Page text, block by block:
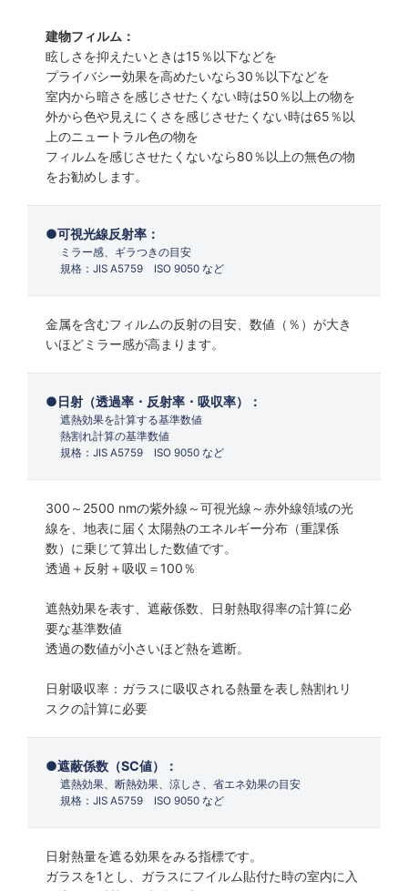
建物フィルム：
眩しさを抑えたいときは15％以下などを
プライバシー効果を高めたいなら30％以下などを
室内から暗さを感じさせたくない時は50％以上の物を
外から色や見えにくさを感じさせたくない時は65％以
上のニュートラル色の物を
フィルムを感じさせたくないなら80％以上の無色の物
をお勧めします。
可視光線反射率：
ミラー感、ギラつきの目安
規格：JIS A5759 ISO 9050 など
金属を含むフィルムの反射の目安、数値（％）が大き
いほどミラー感が高まります。
日射（透過率・反射率・吸収率）：
遮熱効果を計算する基準数値
熱割れ計算の基準数値
規格：JIS A5759 ISO 9050 など
300～2500 nmの紫外線～可視光線～赤外線領域の光
線を、地表に届く太陽熱のエネルギー分布（重課係
数）に乗じて算出した数値です。
透過＋反射＋吸収＝100％
遮熱効果を表す、遮蔽係数、日射熱取得率の計算に必
要な基準数値
透過の数値が小さいほど熱を遮断。
日射吸収率：ガラスに吸収される熱量を表し熱割れリ
スクの計算に必要
遮蔽係数（SC値）：
遮熱効果、断熱効果、涼しさ、省エネ効果の目安
規格：JIS A5759 ISO 9050 など
日射熱量を遮る効果をみる指標です。
ガラスを1とし、ガラスにフイルム貼付た時の室内に入